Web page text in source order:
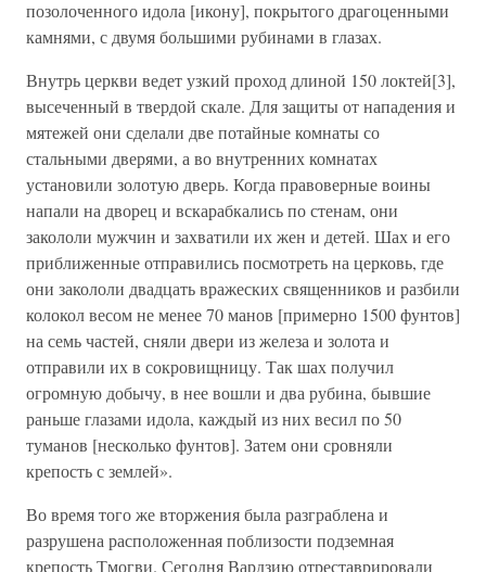
позолоченного идола [икону], покрытого драгоценными
камнями, с двумя большими рубинами в глазах.
Внутрь церкви ведет узкий проход длиной 150 локтей[3],
высеченный в твердой скале. Для защиты от нападения и
мятежей они сделали две потайные комнаты со
стальными дверями, а во внутренних комнатах
установили золотую дверь. Когда правоверные воины
напали на дворец и вскарабкались по стенам, они
закололи мужчин и захватили их жен и детей. Шах и его
приближенные отправились посмотреть на церковь, где
они закололи двадцать вражеских священников и разбили
колокол весом не менее 70 манов [примерно 1500 фунтов]
на семь частей, сняли двери из железа и золота и
отправили их в сокровищницу. Так шах получил
огромную добычу, в нее вошли и два рубина, бывшие
раньше глазами идола, каждый из них весил по 50
туманов [несколько фунтов]. Затем они сровняли
крепость с землей».
Во время того же вторжения была разграблена и
разрушена расположенная поблизости подземная
крепость Тмогви. Сегодня Вардзию отреставрировали